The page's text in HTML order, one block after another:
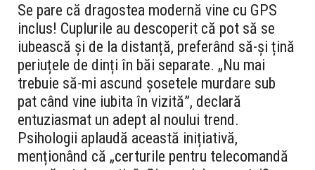
Se pare că dragostea modernă vine cu GPS
inclus! Cuplurile au descoperit că pot să se
iubească și de la distanță, preferând să-și țină
periuțele de dinți în băi separate. „Nu mai
trebuie să-mi ascund șosetele murdare sub
pat când vine iubita în vizită”, declară
entuziasmat un adept al noului trend.
Psihologii aplaudă această inițiativă,
menționând că „certurile pentru telecomandă